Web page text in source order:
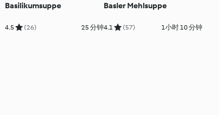
Basilikumsuppe
4.5 (26) 25 分钟
Basler Mehlsuppe
4.1 (57) 1小时 10 分钟